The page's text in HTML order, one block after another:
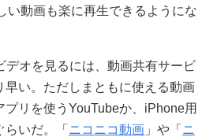
い動画も楽に再生できるようにな
オを見るには、動画共有サービ
早い。ただしまともに使える動画
リを使うYouTubeか、iPhone用
らいだ。「 ニコニコ動画 」や「 ニ